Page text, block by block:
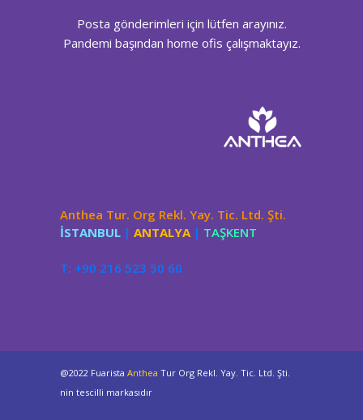
Posta gönderimleri için lütfen arayınız.
Pandemi başından home ofis çalışmaktayız.
Anthea Tur. Org Rekl. Yay. Tic. Ltd. Şti.
İSTANBUL | ANTALYA | TAŞKENT
T: +90 216 523 50 60
@2022 Fuarista Anthea Tur Org Rekl. Yay. Tic. Ltd. Şti.
nin tescilli markasıdır